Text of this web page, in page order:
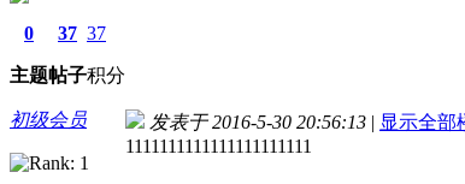
0
主题
37
帖子
37
积分
初级会员 发表于 2016-5-30 20:56:13 | 显示全部
1111111111111111111111